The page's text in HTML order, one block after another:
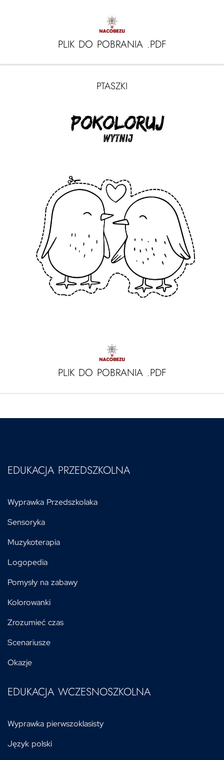
PLIK DO POBRANIA .PDF
PTASZKI
PLIK DO POBRANIA .PDF
EDUKACJA PRZEDSZKOLNA
Wyprawka Przedszkolaka
Sensoryka
Muzykoterapia
Logopedia
Pomysły na zabawy
Kolorowanki
Zrozumieć czas
Scenariusze
Okazje
EDUKACJA WCZESNOSZKOLNA
Wyprawka pierwszoklasisty
Język polski